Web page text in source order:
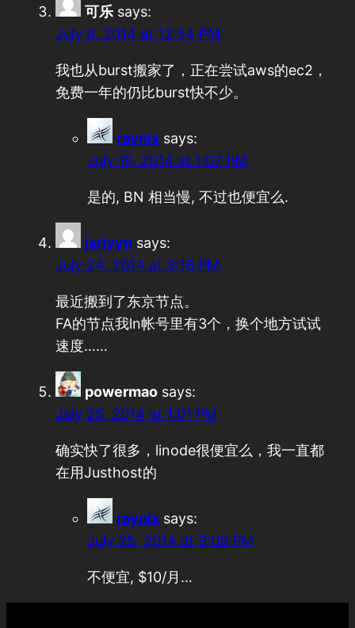
可乐 says:
July 9, 2014 at 12:54 PM
我也从burst搬家了，正在尝试aws的ec2，
免费一年的仍比burst快不少。
raynix says:
July 16, 2014 at 1:07 PM
是的, BN 相当慢, 不过也便宜么.
jarlyyn says:
July 24, 2014 at 3:16 PM
最近搬到了东京节点。
FA的节点我ln帐号里有3个，换个地方试试
速度……
powermao says:
July 25, 2014 at 1:01 PM
确实快了很多，linode很便宜么，我一直都
在用Justhost的
raynix says:
July 25, 2014 at 3:08 PM
不便宜, $10/月…